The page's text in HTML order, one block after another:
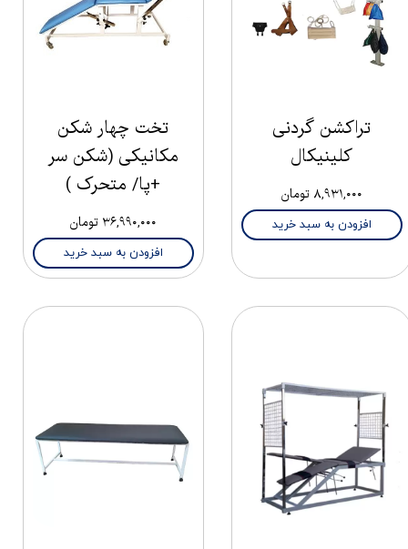
تراکشن گردنی
کلینیکال
۸,۹۳۱,۰۰۰ تومان
افزودن به سبد خرید
تخت چهار شکن
مکانیکی (شکن سر
+پا/ متحرک )
۳۶,۹۹۰,۰۰۰ تومان
افزودن به سبد خرید